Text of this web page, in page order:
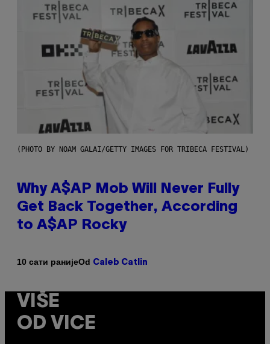
(PHOTO BY NOAM GALAI/GETTY IMAGES FOR TRIBECA FESTIVAL)
Why A$AP Mob Will Never Fully
Get Back Together, According
to A$AP Rocky
10 сати ранијеOd Caleb Catlin
VIŠE
OD VICE